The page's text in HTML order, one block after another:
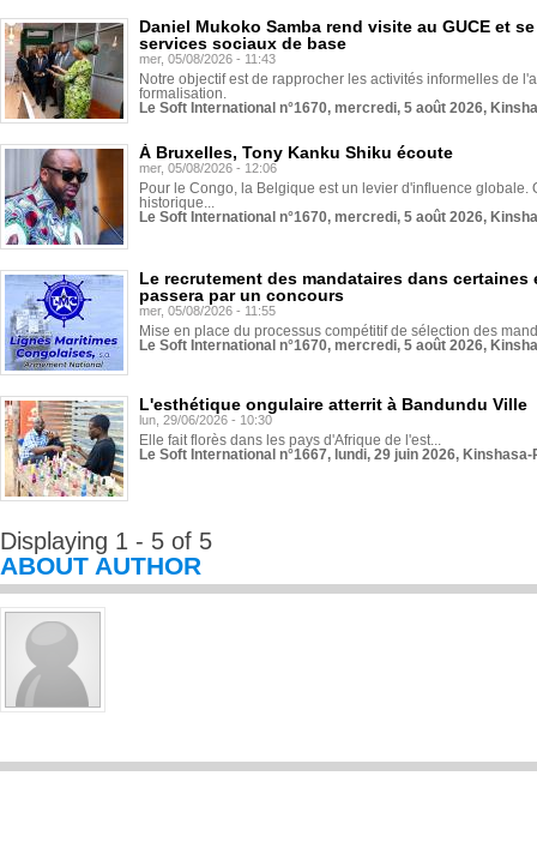
Daniel Mukoko Samba rend visite au GUCE et
services sociaux de base
mer, 05/08/2026 - 11:43
Notre objectif est de rapprocher les activités informelles de
formalisation.
Le Soft International n°1670, mercredi, 5 août 2026,
À Bruxelles, Tony Kanku Shiku écoute
mer, 05/08/2026 - 12:06
Pour le Congo, la Belgique est un levier d'influence globale.
historique...
Le Soft International n°1670, mercredi, 5 août 2026,
Le recrutement des mandataires dans
passera par un concours
mer, 05/08/2026 - 11:55
Mise en place du processus compétitif de sélection des
Le Soft International n°1670, mercredi, 5 août 2026,
L'esthétique ongulaire atterrit à Bandundu Ville
lun, 29/06/2026 - 10:30
Elle fait florès dans les pays d'Afrique de l'est...
Le Soft International n°1667, lundi, 29 juin 2026,
Displaying 1 - 5 of 5
ABOUT AUTHOR